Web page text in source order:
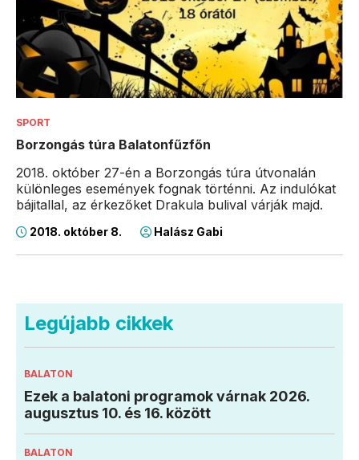
SPORT
Borzongás túra Balatonfűzfőn
2018. október 27-én a Borzongás túra útvonalán
különleges események fognak történni. Az indulókat
bájitallal, az érkezőket Drakula bulival várják majd.
2018. október 8. Halász Gabi
Legújabb cikkek
BALATON
Ezek a balatoni programok várnak 2026.
augusztus 10. és 16. között
BALATON